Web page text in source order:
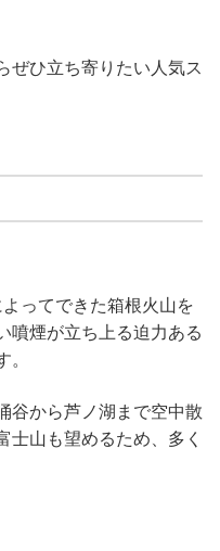
ぜひ立ち寄りたい人気ス
ってできた箱根火山を
噴煙が立ち上る迫力ある
。
谷から芦ノ湖まで空中散
士山も望めるため、多く